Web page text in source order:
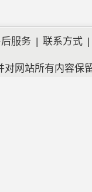
服务 | 联系方式 |
网站所有内容保